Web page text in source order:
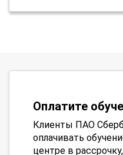
Оплатите
Клиенты ПАО
оплачивать
центре в